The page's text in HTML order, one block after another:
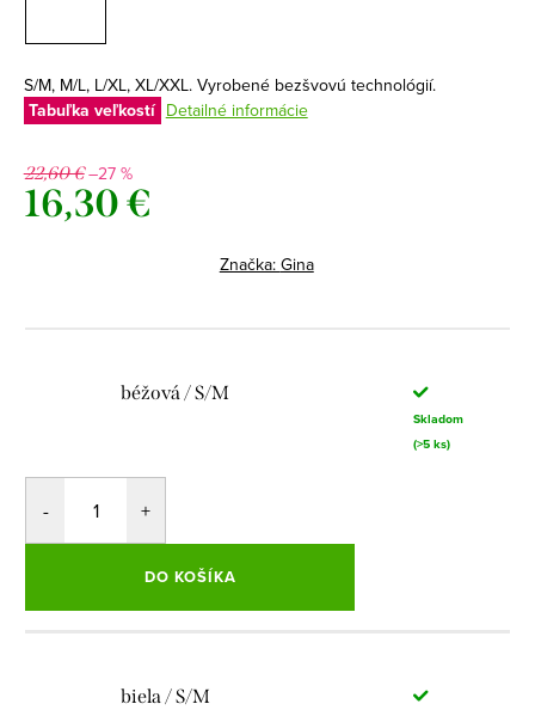
S/M, M/L, L/XL, XL/XXL. Vyrobené bezšvovú technológií.
Tabuľka veľkostí Detailné informácie
22,60 €–27 %
16,30 €
Značka: Gina
béžová / S/M
Skladom
(>5 ks)
DO KOŠÍKA
biela / S/M